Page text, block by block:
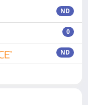
ND
0
ND